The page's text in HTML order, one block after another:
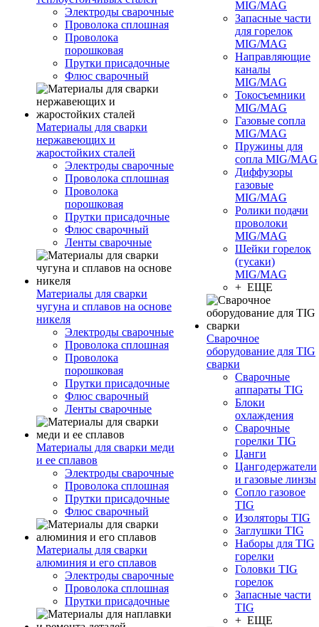
Электроды сварочные
Проволока сплошная
Проволока
порошковая
Прутки присадочные
Флюс сварочный
Материалы для сварки
нержавеющих и
жаростойких сталей
Электроды сварочные
Проволока сплошная
Проволока
порошковая
Прутки присадочные
Флюс сварочный
Ленты сварочные
Материалы для сварки
чугуна и сплавов на основе
никеля
Электроды сварочные
Проволока сплошная
Проволока
порошковая
Прутки присадочные
Флюс сварочный
Ленты сварочные
Материалы для сварки меди
и ее сплавов
Электроды сварочные
Проволока сплошная
Прутки присадочные
Флюс сварочный
Материалы для сварки
алюминия и его сплавов
Электроды сварочные
Проволока сплошная
Прутки присадочные
MIG/MAG
Запасные части
для горелок
MIG/MAG
Направляющие
каналы
MIG/MAG
Токосъемники
MIG/MAG
Газовые сопла
MIG/MAG
Пружины для
сопла MIG/MAG
Диффузоры
газовые
MIG/MAG
Ролики подачи
проволоки
MIG/MAG
Шейки горелок
(гусаки)
MIG/MAG
+ ЕЩЕ
Сварочное
оборудование для TIG
сварки
Сварочные
аппараты TIG
Блоки
охлаждения
Сварочные
горелки TIG
Цанги
Цангодержатели
и газовые линзы
Сопло газовое
TIG
Изоляторы TIG
Заглушки TIG
Наборы для TIG
горелки
Головки TIG
горелок
Запасные части
TIG
+ ЕЩЕ